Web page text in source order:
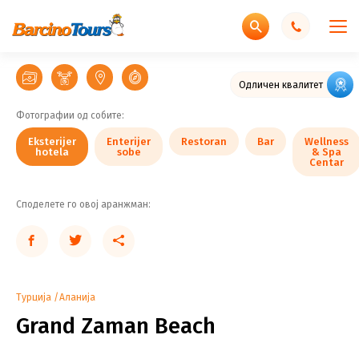
Одличен квалитет
Eksterijer
hotela
Eksterijer
hotela
Enterijer
sobe
Enterijer
sobe
Restoran
Restoran
Restoran
Bar
& Spa
Centar
& Spa
Centar
Фотографии од собите:
Eksterijer
hotela
Enterijer
sobe
Restoran Bar
Wellness
& Spa
Centar
Споделете го овој аранжман:
Турција Аланија
Grand Zaman Beach